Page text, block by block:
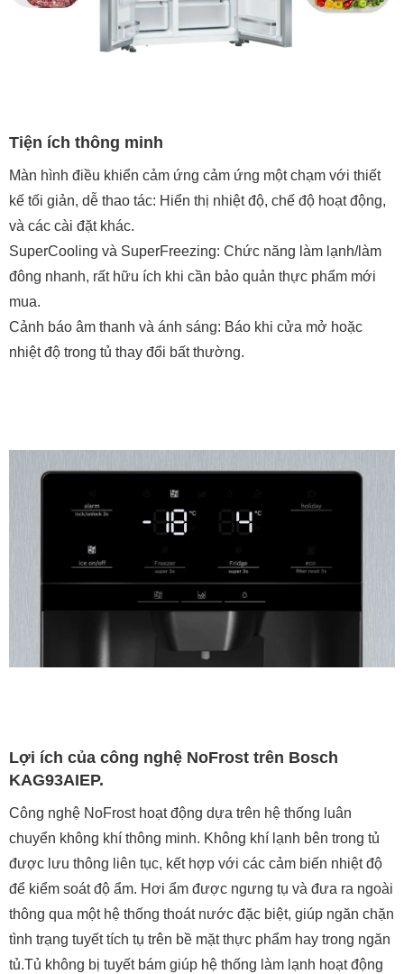
Tiện ích thông minh
Màn hình điều khiển cảm ứng cảm ứng một chạm với thiết
kế tối giản, dễ thao tác: Hiển thị nhiệt độ, chế độ hoạt động,
và các cài đặt khác.
SuperCooling và SuperFreezing: Chức năng làm lạnh/làm
đông nhanh, rất hữu ích khi cần bảo quản thực phẩm mới
mua.
Cảnh báo âm thanh và ánh sáng: Báo khi cửa mở hoặc
nhiệt độ trong tủ thay đổi bất thường.
Lợi ích của công nghệ NoFrost trên Bosch
KAG93AIEP.
Công nghệ NoFrost hoạt động dựa trên hệ thống luân
chuyển không khí thông minh. Không khí lạnh bên trong tủ
được lưu thông liên tục, kết hợp với các cảm biến nhiệt độ
để kiểm soát độ ẩm. Hơi ẩm được ngưng tụ và đưa ra ngoài
thông qua một hệ thống thoát nước đặc biệt, giúp ngăn chặn
tình trạng tuyết tích tụ trên bề mặt thực phẩm hay trong ngăn
tủ.Tủ không bị tuyết bám giúp hệ thống làm lạnh hoạt động